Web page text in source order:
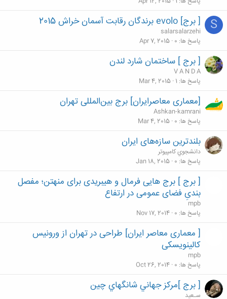
S [ برج] evolo برندگان رقابت آسمان خراش 2015
salarsalarzehi
پاسخ ها 0
Apr 7, 2015
[ برج ] ساختمان شارد لندن
V A N D A
پاسخ ها 1
Mar 4, 2015
[معماری معاصرایران] برج بین‌المللی تهران
Ashkan-kamrani
پاسخ ها 0
Mar 4, 2015
بلندترین سازه‌های ایران
دانشجوي كامپيوتر
پاسخ ها 0
Jan 18, 2015
[ برج ] برج هایی فرمال و هیبریدی برای منهتن؛ مفصل
بندیِ فضای عمومی در ارتفاع
mpb
پاسخ ها 0
Nov 17, 2014
[ معماری معاصر ایران] طراحی در تهران از ورونیس
کالینویسکی
mpb
پاسخ ها 0
Oct 26, 2014
[ برج ]مركز جهاني شانگهاي چين
سـعید